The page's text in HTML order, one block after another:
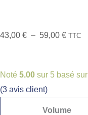
43,00 € – 59,00 € TTC
Noté 5.00 sur 5 basé sur
(3 avis client)
Volume